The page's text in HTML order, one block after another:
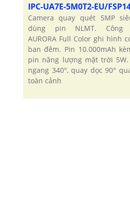
IPC-UA7E-5M0T2-EU/
Camera quay quét 5MP
dùng pin NLMT. Công
AURORA Full Color ghi hình
ban đêm. Pin 10.000mAh
pin năng lượng mặt trời 5W.
ngang 340°, quay dọc 90°
toàn cảnh